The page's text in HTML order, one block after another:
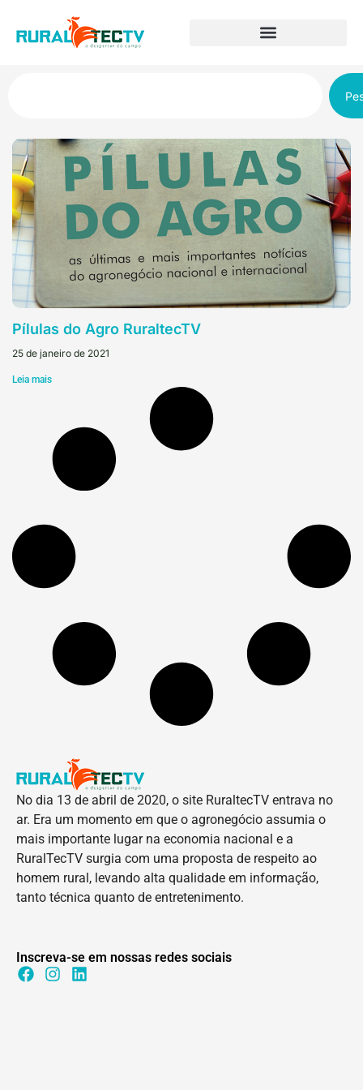
Pílulas do Agro RuraltecTV
25 de janeiro de 2021
Leia mais
No dia 13 de abril de 2020, o site RuraltecTV entrava no
ar. Era um momento em que o agronegócio assumia o
mais importante lugar na economia nacional e a
RuralTecTV surgia com uma proposta de respeito ao
homem rural, levando alta qualidade em informação,
tanto técnica quanto de entretenimento.
Inscreva-se em nossas redes sociais